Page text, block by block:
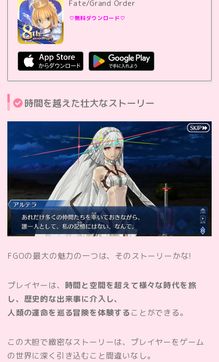
Fate/Grand Order
♡無料ダウンロード♡
時間を越えた壮大なストーリー
FGOの最大の魅力の一つは、そのストーリーかな!
プレイヤーは、 時間と空間を超えて様々な時代を旅
し、歴史的な出来事に介入し、
人類の運命を巡る冒険を体験することができる。
この大胆で緻密なストーリーは、プレイヤーをゲーム
の世界に深く引き込むこと間違いなし。